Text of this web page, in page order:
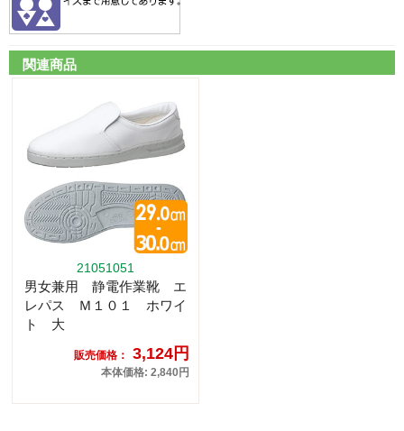
関連商品
21051051
男女兼用 静電作業靴 エ
レパス Ｍ１０１ ホワイ
ト 大
販売価格： 3,124円
本体価格: 2,840円